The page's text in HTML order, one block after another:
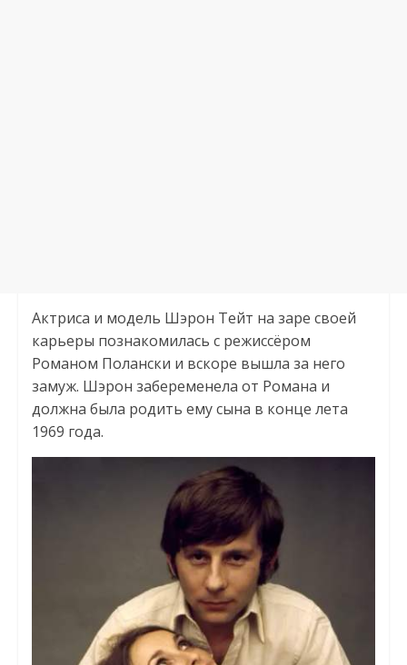
Актриса и модель Шэрон Тейт на заре своей
карьеры познакомилась с режиссёром
Романом Полански и вскоре вышла за него
замуж. Шэрон забеременела от Романа и
должна была родить ему сына в конце лета
1969 года.